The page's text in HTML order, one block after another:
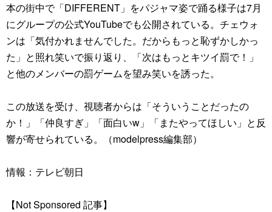
本の街中で「DIFFERENT」をパジャマ姿で踊る様子は7月
にグループの公式YouTubeでも公開されている。チェウォ
ンは「気付かれませんでした。だからもっと恥ずかしかっ
た」と照れ笑いで振り返り、「次はもっとキツイ罰で！」
と他のメンバーの罰ゲームを望み笑いを誘った。
この放送を受け、視聴者からは「そういうことだったの
か！」「仲良すぎ」「面白いw」「またやってほしい」と反
響が寄せられている。（modelpress編集部）
情報：テレビ朝日
【Not Sponsored 記事】